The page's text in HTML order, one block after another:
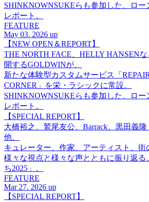
SHINKNOWNSUKEらも参加した、ロー
レポート。
FEATURE
May 03. 2026 up
【NEW OPEN＆REPORT】
THE NORTH FACE、HELLY HANSEN
開するGOLDWINが、
新たな体験型カスタムサービス「
CORNER」を栄・ラシックに常設。
SHINKNOWNSUKEらも参加した、ロー
レポート。
【SPECIAL REPORT】
大橋裕之、鷲尾友公、Barrack、黒田義隆
他、
キュレーター、作家、アーティスト、街
様々な視点と様々な声とともに振り返る
ち2025」。
FEATURE
Mar 27. 2026 up
【SPECIAL REPORT】